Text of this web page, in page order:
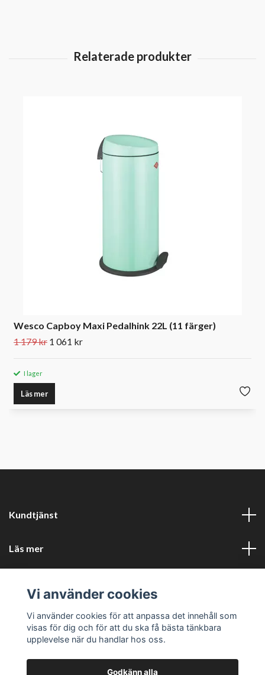
Wesco Capboy Maxi Pedalhink 22L (11 färger)
1 179 kr 1 061 kr
I lager
Läs mer
Kundtjänst
Läs mer
Företagsuppgifter
Vi använder cookies
Vi använder cookies för att anpassa det innehåll som
visas för dig och för att du ska få bästa tänkbara
upplevelse när du handlar hos oss.
Godkänn alla